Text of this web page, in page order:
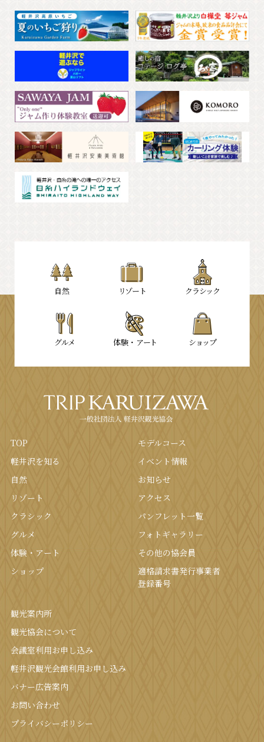
⾃然 リゾート クラシック
グルメ 体験・ アート ショップ
TOP
軽井沢を知る
⾃然
リゾート
クラシック
グルメ
体験・アート
ショップ
モデルコース
イベント情報
お知らせ
アクセス
パンフレット⼀覧
フォトギャラリー
その他の協会員
適格請求書発行事業者
登録番号
観光案内所
観光協会について
会議室利⽤お申し込み
軽井沢観光会館利⽤お申し込み
バナー広告案内
お問い合わせ
プライバシーポリシー